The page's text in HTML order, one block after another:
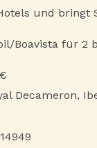
und bringt
Boavista für 2
Decameron,